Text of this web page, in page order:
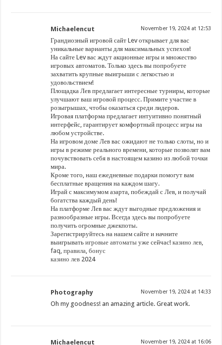
Michaelencut November 19, 2024 at 12:53
Грандиозный игровой сайт Lev открывает для вас
уникальные варианты для максимальных успехов!
На сайте Lev вас ждут акционные игры и множество
игровых автоматов. Только здесь вы попробуете
захватить крупные выигрыши с легкостью и
удовольствием!
Площадка Лев предлагает интересные турниры, которые
улучшают ваш игровой процесс. Примите участие в
розыгрышах, чтобы оказаться среди лидеров.
Игровая платформа предлагает интуитивно понятный
интерфейс, гарантирует комфортный процесс игры на
любом устройстве.
На игровом доме Лев вас ожидают не только слоты, но и
игры в режиме реального времени, которые позволят вам
почувствовать себя в настоящем казино из любой точки
мира.
Кроме того, наш ежедневные подарки помогут вам
бесплатные вращения на каждом шагу.
Играй с максимумом азарта, побеждай с Лев, и получай
богатства каждый день!
На платформе Лев вас ждут выгодные предложения и
разнообразные игры. Всегда здесь вы попробуете
получить огромные джекпоты.
Зарегистрируйтесь на нашем сайте и начните
выигрыватьигровые автоматы уже сейчас!казино лев
faq ,правила ,бонус
казино лев 2024
Photography November 19, 2024 at 14:33
Oh my goodness! an amazing article. Great work.
Michaelencut November 19, 2024 at 16:06